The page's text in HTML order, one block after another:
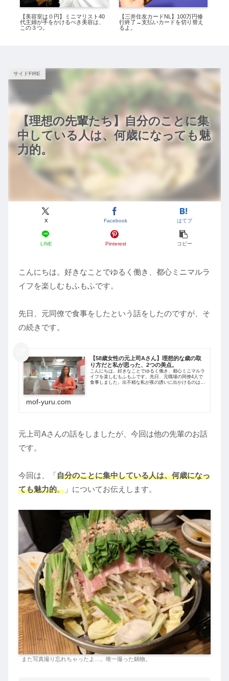
【美容室は０円】ミニマリスト40
代主婦が手をかけるべき美容は、
この３つ。
【三井住友カードNL】100万円修
行終了→支払いカードを切り替え
るよ。
【理想の先輩たち】自分のことに集
中している人は、何歳になっても魅
力的。
サイドFIRE
X Facebook はてブ
LINE Pinterest コピー
2024.02.02
こんにちは。好きなことでゆるく働き、都心ミニマルラ
イフを楽しむもふもふです。
先日、元同僚で食事をしたという話をしたのですが、そ
の続きです。
【58歳女性の元上司Aさん】理想的な歳の取
り方だと私が思った、2つの美点。
こんにちは。好きなことでゆるく働き、都心ミニマルラ
イフを楽しむもふもふです。先日、元職場の同僚4人で
食事しました。出不精な私が夜の誘いに出かけるのは非
mof-yuru.com
元上司Aさんの話をしましたが、今回は他の先輩のお話
です。
今回は、「自分のことに集中している人は、何歳になっ
ても魅力的。 」についてお伝えします。
また写真撮り忘れちゃったよ…。唯一撮った鍋物。